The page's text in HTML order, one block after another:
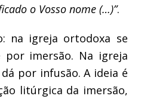
o Vosso nome (…)”.
na igreja ortodoxa se
por imersão. Na igreja
por infusão. A ideia é
litúrgica da imersão,